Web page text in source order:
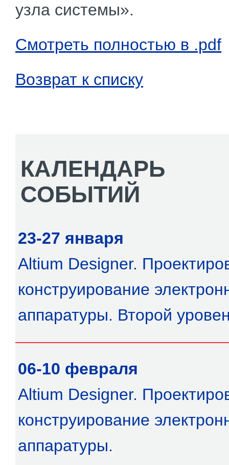
узла системы».
Смотреть полностью в .pdf
Возврат к списку
КАЛЕНДАРЬ
СОБЫТИЙ
23-27 января
Altium Designer.
конструирование
аппаратуры. Второй
06-10 февраля
Altium Designer.
конструирование
аппаратуры.